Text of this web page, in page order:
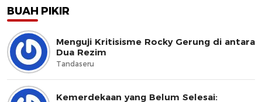
BUAH PIKIR
Menguji Kritisisme Rocky Gerung di antara
Dua Rezim
Tandaseru
Kemerdekaan yang Belum Selesai: